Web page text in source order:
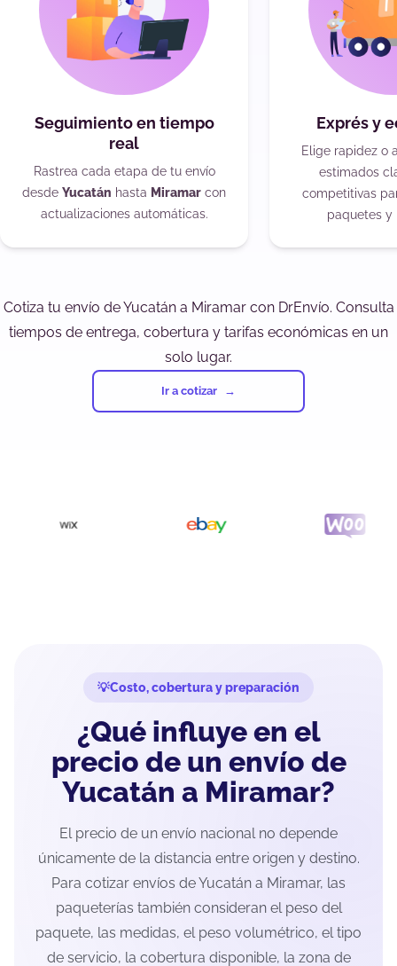
Seguimiento en tiempo
real
Rastrea cada etapa de tu envío
desde Yucatán hasta Miramar con
actualizaciones automáticas.
Exprés y
Elige rapidez o
estimados
competitivas
paquetes y
Cotiza tu envío de Yucatán a Miramar con DrEnvío. Consulta
tiempos de entrega, cobertura y tarifas económicas en un
solo lugar.
Ir a cotizar
Costo, cobertura y preparación
¿Qué influye en el
precio de un envío de
Yucatán a Miramar?
El precio de un envío nacional no depende
únicamente de la distancia entre origen y destino.
Para cotizar envíos de Yucatán a Miramar, las
paqueterías también consideran el peso del
paquete, las medidas, el peso volumétrico, el tipo
de servicio, la cobertura disponible, la zona de